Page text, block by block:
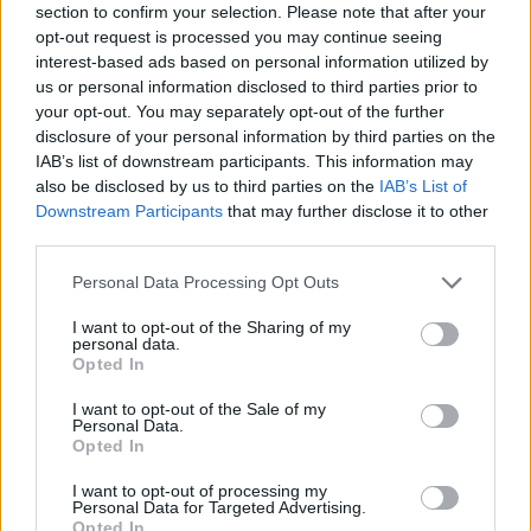
section to confirm your selection. Please note that after your
opt-out request is processed you may continue seeing
interest-based ads based on personal information utilized by
us or personal information disclosed to third parties prior to
your opt-out. You may separately opt-out of the further
disclosure of your personal information by third parties on the
IAB’s list of downstream participants. This information may
also be disclosed by us to third parties on the IAB’s List of
Downstream Participants that may further disclose it to other
Personal Data Processing Opt Outs
I want to opt-out of the Sharing of my
personal data.
Opted In
I want to opt-out of the Sale of my
Personal Data.
Opted In
I want to opt-out of processing my
Personal Data for Targeted Advertising.
Opted In
случаи на западнонилска треска,
Македонија е 4-та на листата
Силно светнал ден! 35 ГОДИНИ
НЕЗАВИСНОСТ!
НАЈЧИТАНИ ВО ПОСЛЕДНИ 7 ДЕНА
СЕ СПРЕМА МЕТЕОРОЛОШКИ
Црна Гора
ТЕМПЕРАТУРАТА ВО СРЕДА ЌЕ